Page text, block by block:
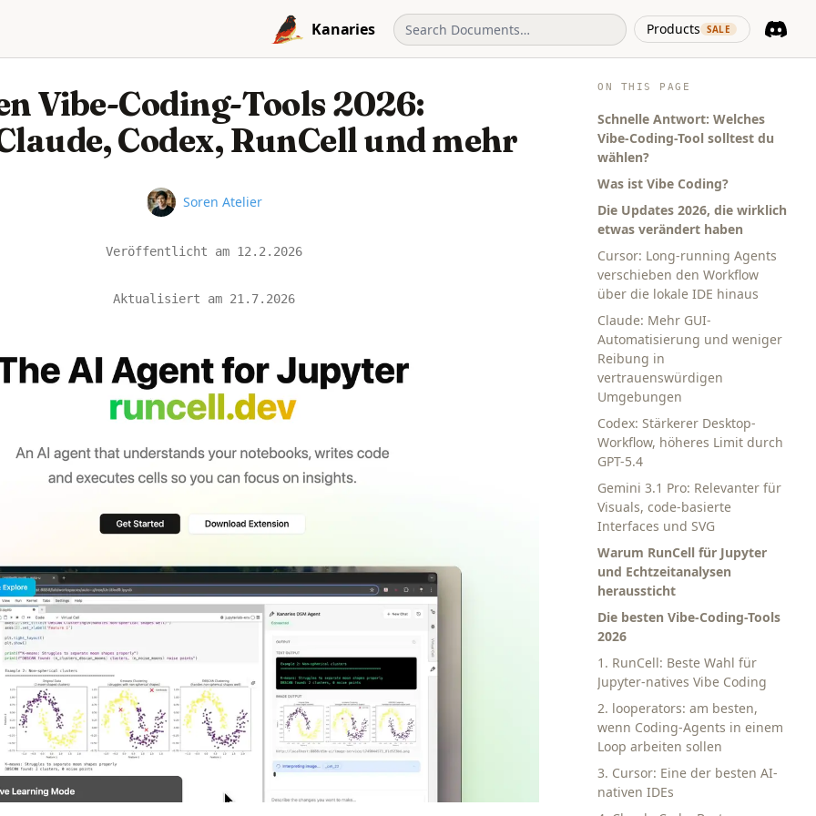
Kanaries
Products SALE
(opens in
ON THIS PAGE
Schnelle Antwort: Welches
Vibe-Coding-Tool solltest du
wählen?
Was ist Vibe Coding?
Die Updates 2026, die wirklich
etwas verändert haben
Cursor: Long-running Agents
verschieben den Workflow
über die lokale IDE hinaus
Claude: Mehr GUI-
Automatisierung und weniger
Reibung in
vertrauenswürdigen
Umgebungen
Codex: Stärkerer Desktop-
Workflow, höheres Limit durch
GPT-5.4
Gemini 3.1 Pro: Relevanter für
Visuals, code-basierte
Interfaces und SVG
Warum RunCell für Jupyter
und Echtzeitanalysen
heraussticht
Die besten Vibe-Coding-Tools
2026
1. RunCell: Beste Wahl für
Jupyter-natives Vibe Coding
2. looperators: am besten,
wenn Coding-Agents in einem
Loop arbeiten sollen
3. Cursor: Eine der besten AI-
nativen IDEs
Vibe-Coding-Tools 2026:
Codex, RunCell und mehr
Name
Soren Atelier
Veröffentlicht am 12.2.2026
Aktualisiert am 21.7.2026